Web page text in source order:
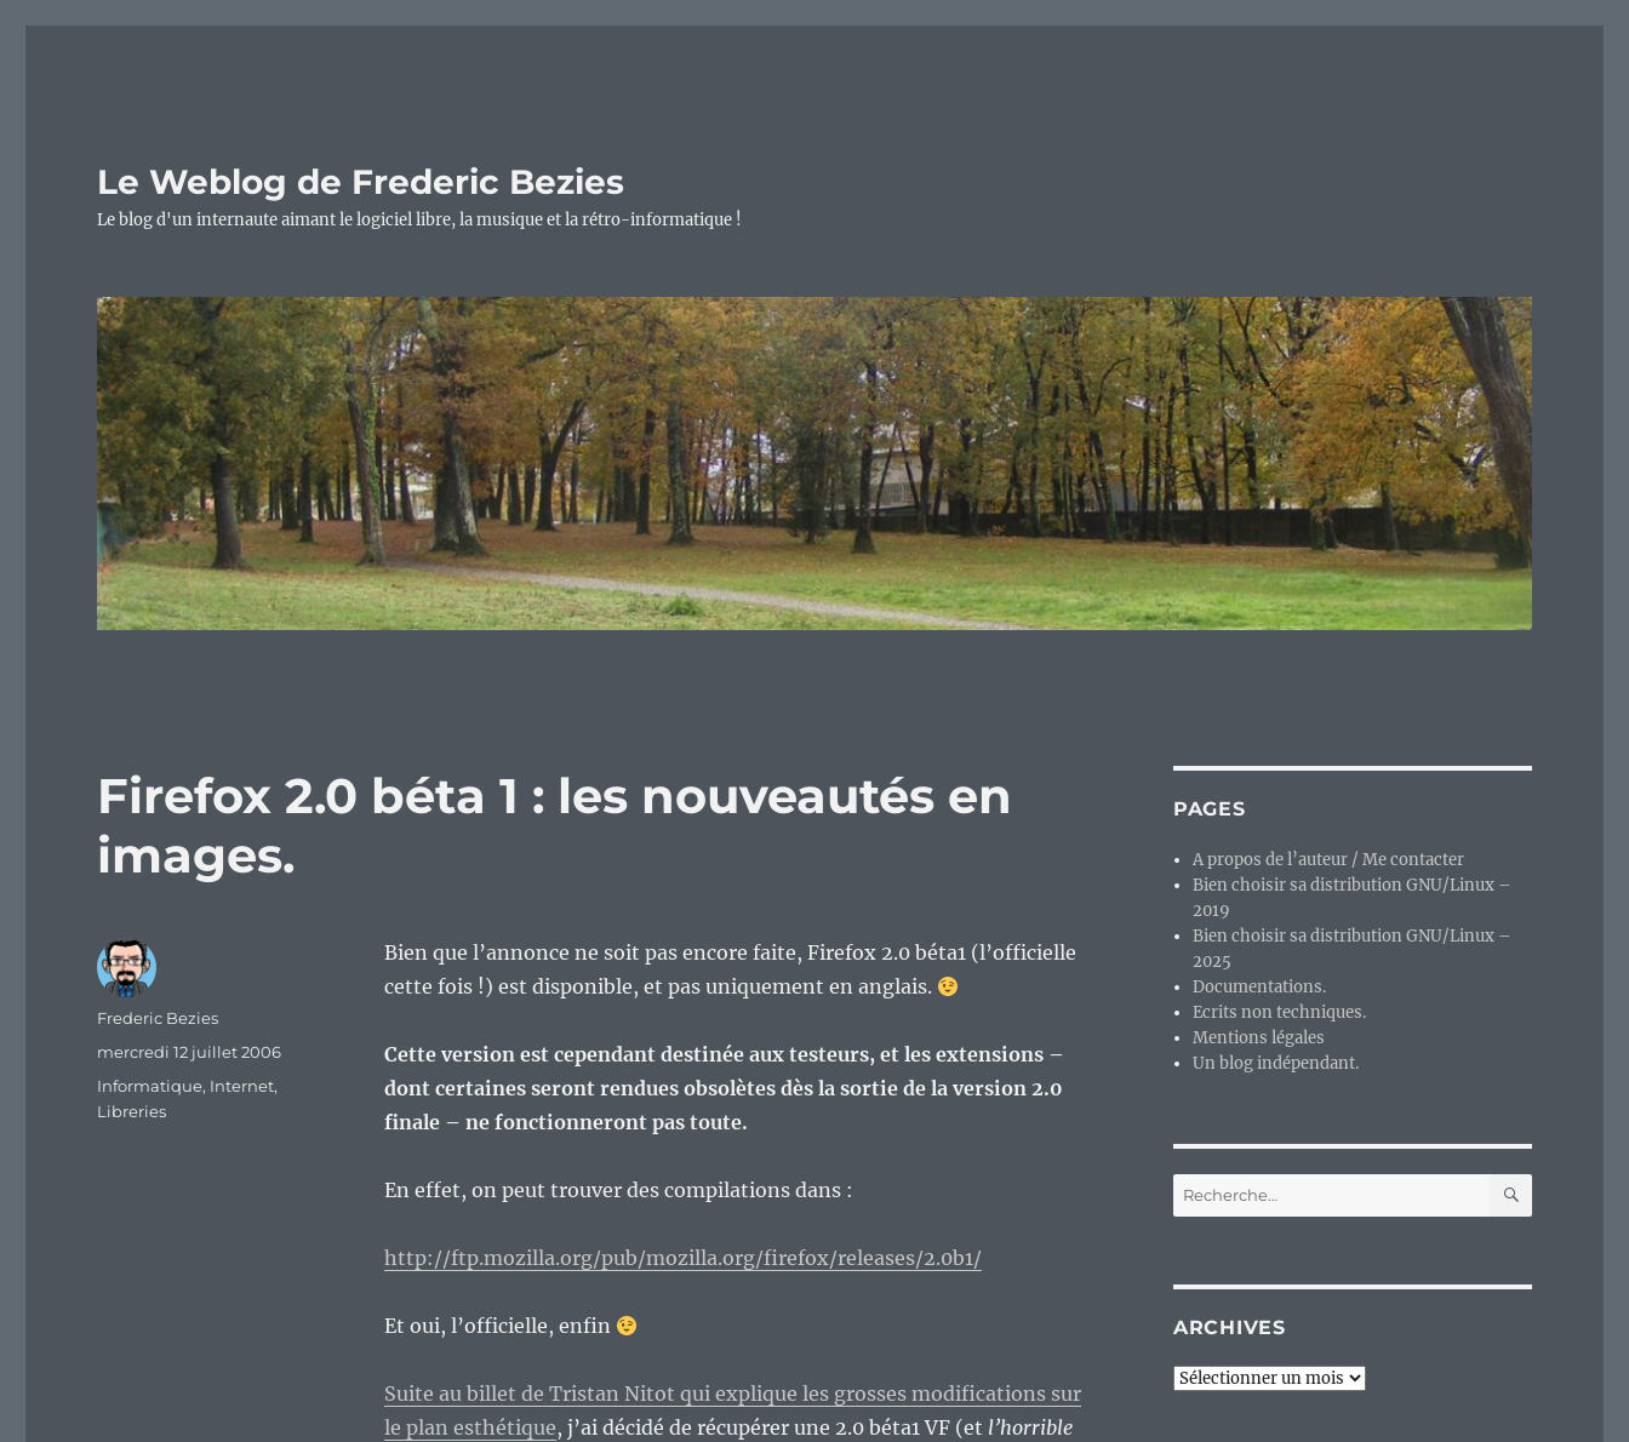
Le Weblog de Frederic Bezies
Le blog d'un internaute aimant le logiciel libre, la musique et la rétro-informatique !
Firefox 2.0 béta 1 : les nouveautés en
images.
Bien que l’annonce ne soit pas encore faite, Firefox 2.0 béta1 (l’officielle
cette fois !) est disponible, et pas uniquement en anglais.
Cette version est cependant destinée aux testeurs, et les extensions –
dont certaines seront rendues obsolètes dès la sortie de la version 2.0
finale – ne fonctionneront pas toute.
En effet, on peut trouver des compilations dans :
http://ftp.mozilla.org/pub/mozilla.org/firefox/releases/2.0b1/
Et oui, l’officielle, enfin
Suite au billet de Tristan Nitot qui explique les grosses modifications sur
le plan esthétique, j’ai décidé de récupérer une 2.0 béta1 VF (et l’horrible
Auteur
Frederic Bezies
Publié
mercredi 12 juillet 2006
Catégories
Informatique, Internet,
Libreries
PAGES
A propos de l’auteur / Me contacter
Bien choisir sa distribution GNU/Linux –
2019
Bien choisir sa distribution GNU/Linux –
2025
Documentations.
Ecrits non techniques.
Mentions légales
Un blog indépendant.
Recherche
pour :
ARCHIVES
Archives